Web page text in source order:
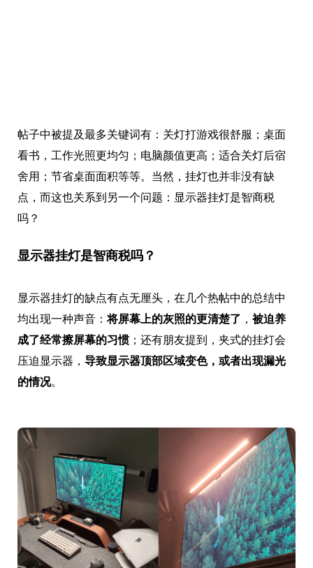
帖子中被提及最多关键词有：关灯打游戏很舒服；桌面
看书，工作光照更均匀；电脑颜值更高；适合关灯后宿
舍用；节省桌面面积等等。当然，挂灯也并非没有缺
点，而这也关系到另一个问题：显示器挂灯是智商税
吗？
显示器挂灯是智商税吗？
显示器挂灯的缺点有点无厘头，在几个热帖中的总结中
均出现一种声音：将屏幕上的灰照的更清楚了 ， 被迫养
成了经常擦屏幕的习惯；还有朋友提到，夹式的挂灯会
压迫显示器， 导致显示器顶部区域变色，或者出现漏光
的情况。